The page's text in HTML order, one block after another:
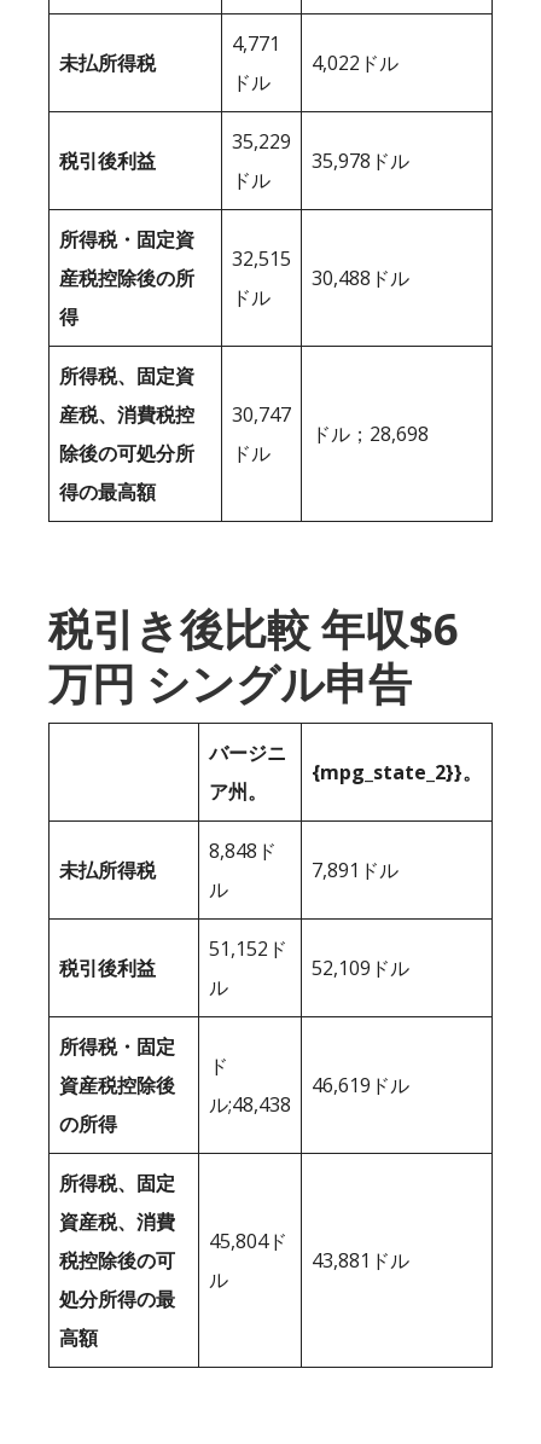
未払所得税
4,771
ドル
4,022ドル
税引後利益
35,229
ドル
35,978ドル
所得税・固定資
産税控除後の所
得
32,515
ドル
30,488ドル
所得税、固定資
産税、消費税控
除後の可処分所
得の最高額
30,747
ドル
ドル；28,698
税引き後比較 年収$6
万円 シングル申告
バージニ
ア州。
{mpg_state_2}}。
未払所得税
8,848ド
ル
7,891ドル
税引後利益
51,152ド
ル
52,109ドル
所得税・固定
資産税控除後
の所得
ド
ル;48,438
46,619ドル
所得税、固定
資産税、消費
税控除後の可
処分所得の最
高額
45,804ド
ル
43,881ドル